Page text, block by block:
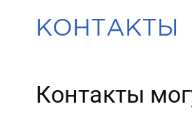
КОНТАКТЫ
Контакты